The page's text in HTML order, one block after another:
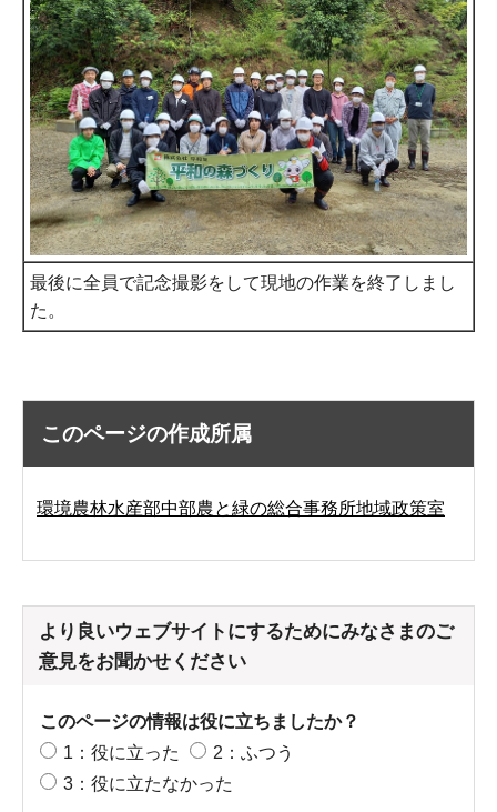
最後に全員で記念撮影をして現地の作業を終了しまし
た。
このページの作成所属
環境農林水産部中部農と緑の総合事務所地域政策室
より良いウェブサイトにするためにみなさまのご
意見をお聞かせください
このページの情報は役に立ちましたか？
1：役に立った
2：ふつう
3：役に立たなかった